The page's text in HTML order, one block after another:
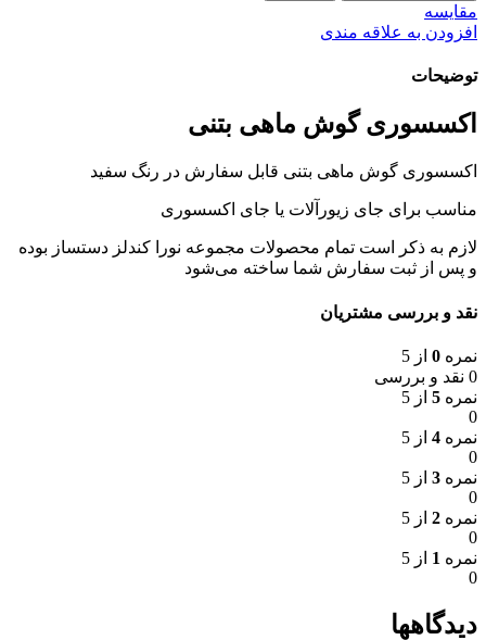
مقایسه
افزودن به علاقه مندی
توضیحات
اکسسوری گوش ماهی بتنی
اکسسوری گوش ماهی بتنی قابل سفارش در رنگ سفید
مناسب برای جای زیورآلات یا جای اکسسوری
لازم به ذکر است تمام محصولات مجموعه نورا کندلز دستساز بوده
و پس از ثبت سفارش شما ساخته می‌شود
نقد و بررسی مشتریان
نمره 0 از 5
0 نقد و بررسی
نمره 5 از 5
0
نمره 4 از 5
0
نمره 3 از 5
0
نمره 2 از 5
0
نمره 1 از 5
0
دیدگاهها